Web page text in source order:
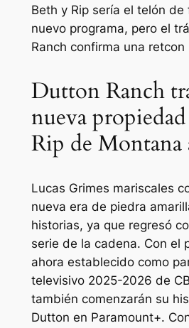
Beth y Rip sería el telón
nuevo programa, pero el
Ranch confirma una
Dutton Ranch
nueva
Rip de Montana
Lucas Grimes mariscales
nueva era de piedra
historias, ya que regresó
serie de la cadena. Con el
ahora establecido como
televisivo 2025-2026 de
también comenzarán su
Dutton en Paramount+.